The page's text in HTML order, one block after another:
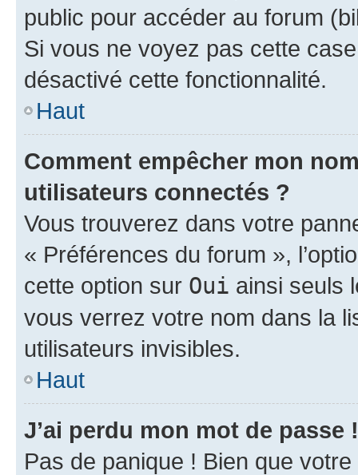
public pour accéder au forum
Si vous ne voyez pas cette
désactivé cette fonctionnalité.
Haut
Comment empêcher mon
utilisateurs connectés ?
Vous trouverez dans votre
« Préférences du forum »,
cette option sur Oui ainsi seuls
vous verrez votre nom dans la
utilisateurs invisibles.
Haut
J’ai perdu mon mot de passe !
Pas de panique ! Bien que